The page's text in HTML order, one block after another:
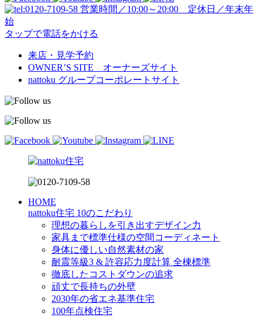
営業時間／10:00～20:00 定休日／年末年
始
タップで電話をかける
来店・見学予約
OWNER’S SITE オーナーズサイト
nattoku グループコーポレートサイト
HOME
nattoku住宅 10のこだわり
理想の暮らしを引き出すデザイン力
家具まで標準仕様の空間コーディネート
身体に優しい自然素材の家
耐震等級3 & 許容応力度計算 全棟標準
徹底したコストダウンの追求
頑丈で長持ちの外壁
2030年の省エネ基準住宅
100年点検住宅